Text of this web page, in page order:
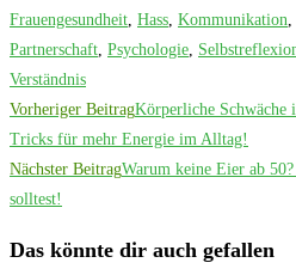
Frauengesundheit Hass Kommunikation
Partnerschaft Psychologie
Verständnis
Weitere
Artikel
ansehen
Vorheriger BeitragKörperliche Schwäche
Tricks für mehr Energie im Alltag!
Nächster BeitragWarum keine Eier ab
solltest!
Das könnte dir auch gefallen